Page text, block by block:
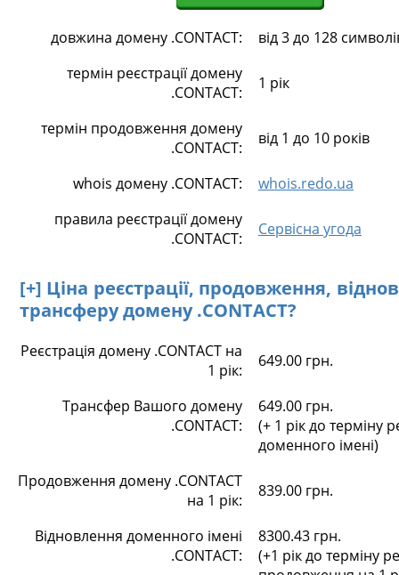
довжина домену .CONTACT:
від 3 до 128
термін реєстрації домену
.CONTACT:
1 рік
термін продовження домену
.CONTACT:
від 1 до 10 років
whois домену .CONTACT:
whois.redo.ua
правила реєстрації домену
.CONTACT:
Сервісна угода
[+] Ціна реєстрації, продовження,
трансферу домену .CONTACT?
Реєстрація домену .CONTACT на
1 рік:
649.00 грн.
Трансфер Вашого домену
.CONTACT:
649.00 грн.
(+ 1 рік до терміну
доменного імені)
Продовження домену .CONTACT
на 1 рік:
839.00 грн.
Відновлення доменного імені
.CONTACT:
8300.43 грн.
(+1 рік до терміну